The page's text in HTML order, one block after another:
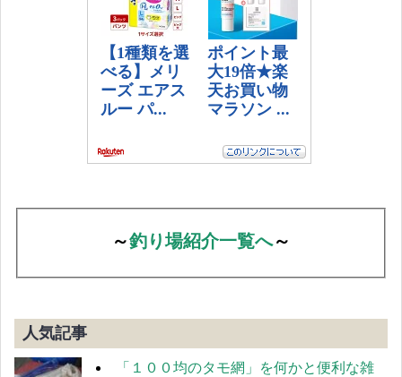
～釣り場紹介一覧へ～
人気記事
「１００均のタモ網」を何かと便利な雑